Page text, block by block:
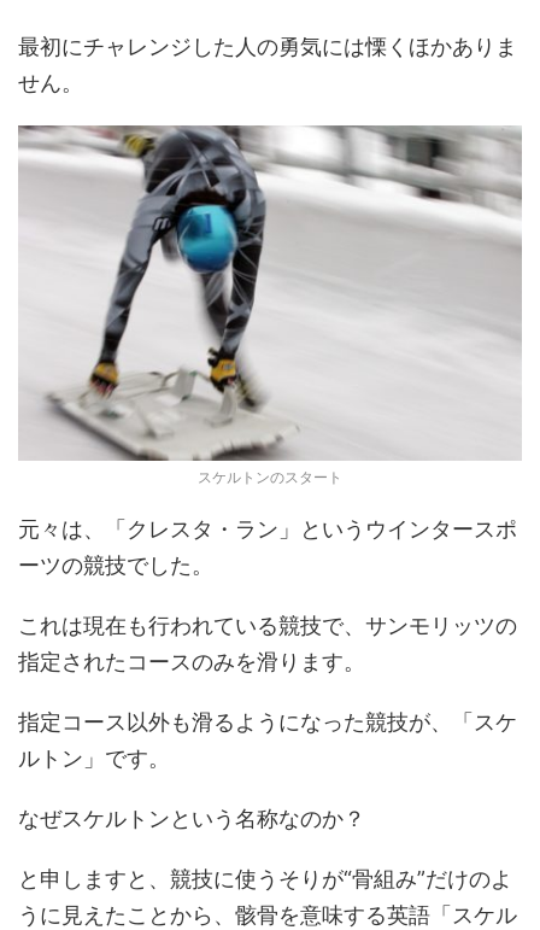
最初にチャレンジした人の勇気には慄くほかありま
せん。
スケルトンのスタート
元々は、「クレスタ・ラン」というウインタースポ
ーツの競技でした。
これは現在も行われている競技で、サンモリッツの
指定されたコースのみを滑ります。
指定コース以外も滑るようになった競技が、「スケ
ルトン」です。
なぜスケルトンという名称なのか？
と申しますと、競技に使うそりが“骨組み”だけのよ
うに見えたことから、骸骨を意味する英語「スケル